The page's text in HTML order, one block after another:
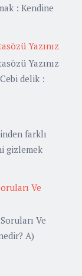
: Kendine
Yazınız
Yazınız
delik :
farklı
gizlemek
Ve
Ve
A)